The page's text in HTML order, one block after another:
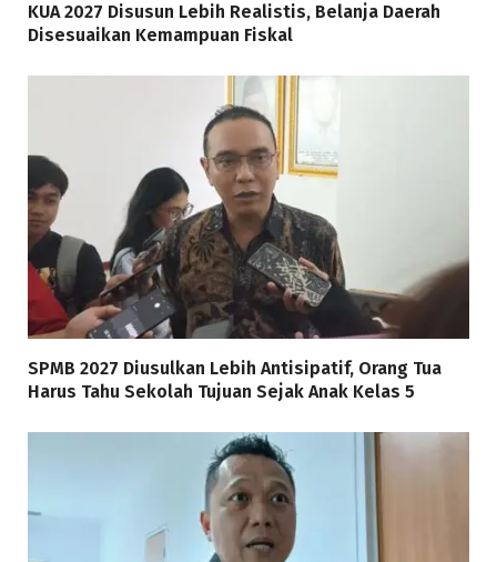
KUA 2027 Disusun Lebih Realistis, Belanja Daerah
Disesuaikan Kemampuan Fiskal
SPMB 2027 Diusulkan Lebih Antisipatif, Orang Tua
Harus Tahu Sekolah Tujuan Sejak Anak Kelas 5